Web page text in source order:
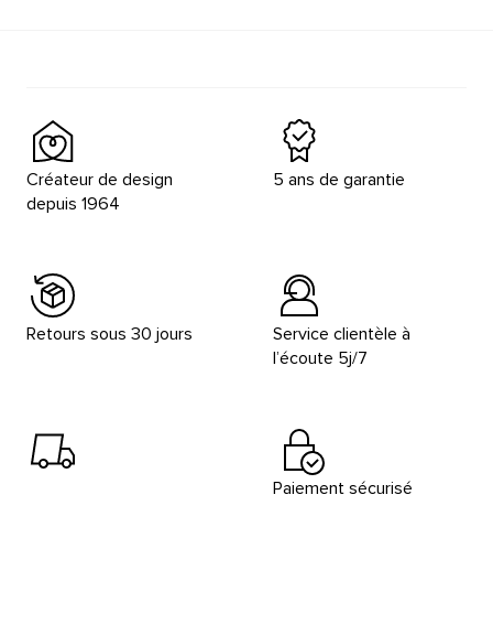
Créateur de design
depuis 1964
5 ans de garantie
Retours sous 30 jours
Service clientèle à
l’écoute 5j/7
Paiement sécurisé